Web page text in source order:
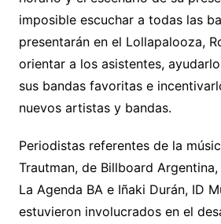
imposible escuchar a todas las
presentarán en el Lollapalooza,
orientar a los asistentes,
sus bandas favoritas e
nuevos artistas y bandas.
Periodistas referentes de la
Trautman, de Billboard
La Agenda BA e Iñaki Durán, ID
estuvieron involucrados en el